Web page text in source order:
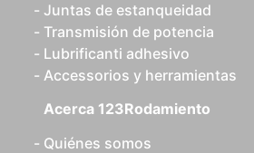
Juntas de estanqueidad
Transmisión de potencia
Lubrificanti adhesivo
Accessorios y herramientas
Acerca 123Rodamiento
Quiénes somos